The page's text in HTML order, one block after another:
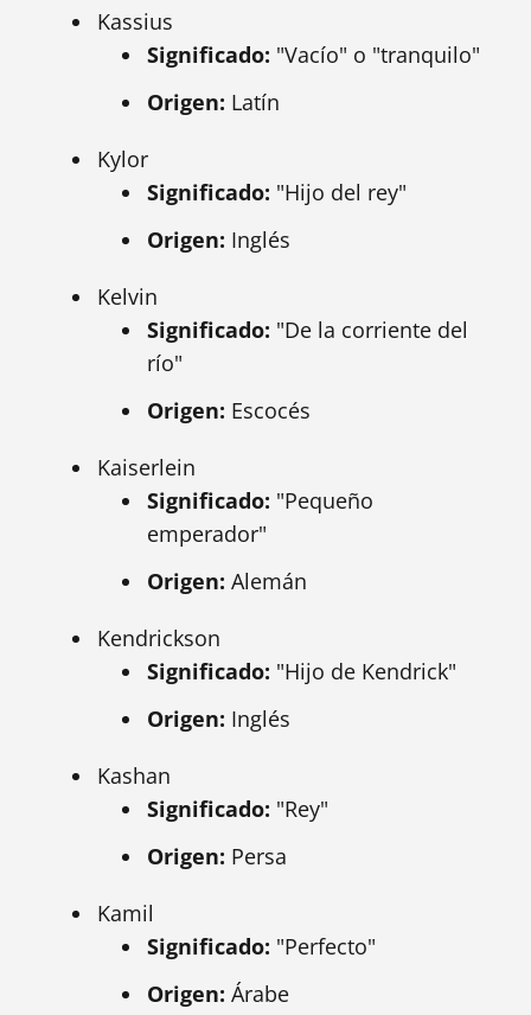
Kassius
Significado: "Vacío" o "tranquilo"
Origen: Latín
Kylor
Significado: "Hijo del rey"
Origen: Inglés
Kelvin
Significado: "De la corriente del
río"
Origen: Escocés
Kaiserlein
Significado: "Pequeño
emperador"
Origen: Alemán
Kendrickson
Significado: "Hijo de Kendrick"
Origen: Inglés
Kashan
Significado: "Rey"
Origen: Persa
Kamil
Significado: "Perfecto"
Origen: Árabe